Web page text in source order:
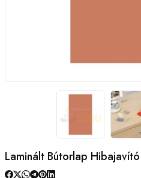
Laminált Bútorlap